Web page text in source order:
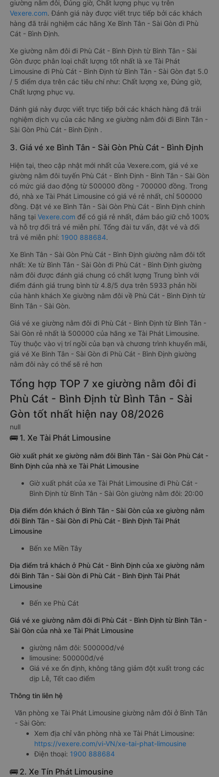
giường nằm đôi, Đúng giờ, Chất lượng phục vụ trên
Vexere.com. Đánh giá này được viết trực tiếp bởi các khách
hàng đã trải nghiệm các hãng Xe Bình Tân - Sài Gòn đi Phù
Cát - Bình Định.
Xe giường nằm đôi đi Phù Cát - Bình Định từ Bình Tân - Sài
Gòn được phân loại chất lượng tốt nhất là xe Tài Phát
Limousine đi Phù Cát - Bình Định từ Bình Tân - Sài Gòn đạt 5.0
/ 5 điểm dựa trên các tiêu chí như: Chất lượng xe, Đúng giờ,
Chất lượng phục vụ.
Đánh giá này được viết trực tiếp bởi các khách hàng đã trải
nghiệm dịch vụ của các hãng xe giường nằm đôi đi Bình Tân -
Sài Gòn Phù Cát - Bình Định .
3. Giá vé xe Bình Tân - Sài Gòn Phù Cát - Bình Định
Hiện tại, theo cập nhật mới nhất của Vexere.com, giá vé xe
giường nằm đôi tuyến Phù Cát - Bình Định - Bình Tân - Sài Gòn
có mức giá dao động từ 500000 đồng - 700000 đồng. Trong
đó, nhà xe Tài Phát Limousine có giá vé rẻ nhất, chỉ 500000
đồng. Đặt vé xe Bình Tân - Sài Gòn Phù Cát - Bình Định chính
hãng tại Vexere.com để có giá rẻ nhất, đảm bảo giữ chỗ 100%
và hỗ trợ đổi trả vé miễn phí. Tổng đài tư vấn, đặt vé và đổi
trả vé miễn phí: 1900 888684.
Xe Bình Tân - Sài Gòn Phù Cát - Bình Định giường nằm đôi tốt
nhất: Xe từ Bình Tân - Sài Gòn đi Phù Cát - Bình Định giường
nằm đôi được đánh giá chung có chất lượng Trung bình với
điểm đánh giá trung bình từ 4.8/5 dựa trên 5933 phản hồi
của hành khách Xe giường nằm đôi về Phù Cát - Bình Định từ
Bình Tân - Sài Gòn.
Giá vé xe giường nằm đôi đi Phù Cát - Bình Định từ Bình Tân -
Sài Gòn rẻ nhất là 500000 của hãng xe Tài Phát Limousine.
Tùy thuộc vào vị trí ngồi của bạn và chương trình khuyến mãi,
giá vé Xe Bình Tân - Sài Gòn đi Phù Cát - Bình Định giường
nằm đôi này có thể sẽ rẻ hơn
Tổng hợp TOP 7 xe giường nằm đôi đi
Phù Cát - Bình Định từ Bình Tân - Sài
Gòn tốt nhất hiện nay 08/2026
null
🚌 1. Xe Tài Phát Limousine
Giờ xuất phát xe giường nằm đôi Bình Tân - Sài Gòn Phù Cát -
Bình Định của nhà xe Tài Phát Limousine
Giờ xuất phát của xe Tài Phát Limousine đi Phù Cát -
Bình Định từ Bình Tân - Sài Gòn giường nằm đôi: 20:00
Địa điểm đón khách ở Bình Tân - Sài Gòn của xe giường nằm
đôi Bình Tân - Sài Gòn đi Phù Cát - Bình Định Tài Phát
Limousine
Bến xe Miền Tây
Địa điểm trả khách ở Phù Cát - Bình Định của xe giường nằm
đôi Bình Tân - Sài Gòn đi Phù Cát - Bình Định Tài Phát
Limousine
Bến xe Phù Cát
Giá vé xe giường nằm đôi đi Phù Cát - Bình Định từ Bình Tân -
Sài Gòn của nhà xe Tài Phát Limousine
giường nằm đôi: 500000đ/vé
limousine: 500000đ/vé
Giá vé xe ổn định, không tăng giảm đột xuất trong các
dịp Lễ, Tết cao điểm
Thông tin liên hệ
Văn phòng xe Tài Phát Limousine giường nằm đôi ở Bình Tân
- Sài Gòn:
Xem địa chỉ văn phòng nhà xe Tài Phát Limousine:
https://vexere.com/vi-VN/xe-tai-phat-limousine
Điện thoại: 1900 888684
🚌 2. Xe Tín Phát Limousine